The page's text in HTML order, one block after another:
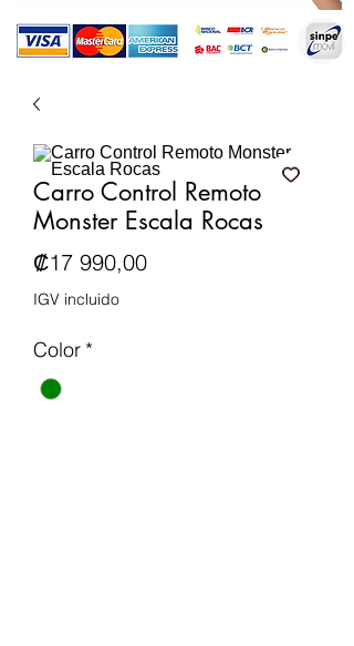
Carro Control Remoto
Monster Escala Rocas
₡17 990,00Precio
IGV incluido
Color *